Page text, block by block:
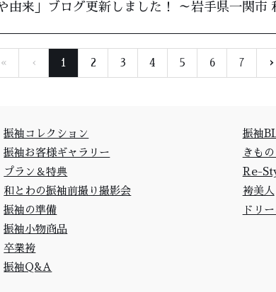
由来」ブログ更新しました！ ～岩手県一関市
« ‹ 1 2 3 4 5 6 7 ›
振袖コレクション
振袖お客様ギャラリー
プラン＆特典
和とわの振袖前撮り撮影会
振袖の準備
振袖小物商品
卒業袴
振袖Q&A
振袖
きも
Re-
袴美人
ドリ